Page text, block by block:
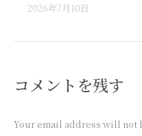
2026年7月10日
コメントを残す
Your email address will not